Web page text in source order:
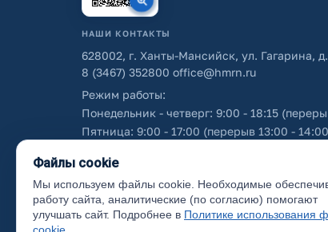
НАШИ КОНТАКТЫ
628002, г. Ханты-Мансийск, ул. Гагарина,
8 (3467) 352800 office@hmrn.ru
Режим работы:
Понедельник - четверг: 9:00 - 18:15
Пятница: 9:00 - 17:00 (перерыв 13:00 -
Об использовании персональных данных
Файлы cookie
Мы используем файлы cookie. Необходимые
работу сайта, аналитические (по согласию) помогают
улучшать сайт. Подробнее в Политике использования